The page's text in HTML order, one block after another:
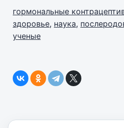
гормональные
здоровье, наука,
ученые